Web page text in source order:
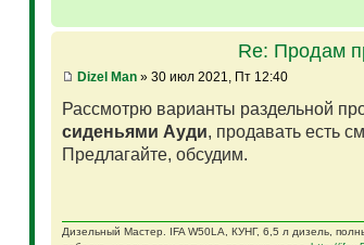
Re: Продам
Dizel Man» 30 июл 2021, Пт 12:40
Рассмотрю варианты раздельной
сиденьями Ауди, продавать есть
Предлагайте, обсудим.
Дизельный Мастер. IFA W50LA, КУНГ, 6,5 л дизель,